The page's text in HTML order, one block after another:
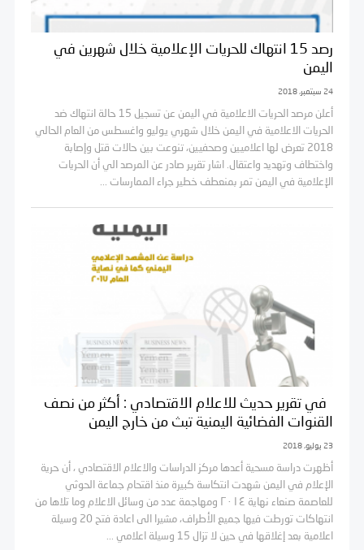
رصد 15 انتهاك للحريات الإعلامية خلال شهرين في
اليمن
24 سبتمبر، 2018
أعلن مرصد الحريات الاعلامية في اليمن عن تسجيل 15 حالة انتهاك ضد
الحريات الاعلامية في اليمن خلال شهري يوليو واغسطس من العام الحالي
2018 تعرض لها اعلاميين وصحفيين، تنوعت بين حالات قتل وإصابة
واختطاف وتهديد واعتقال. اشار تقرير صادر عن المرصد الي أن الحريات
الإعلامية في اليمن تمر بمنعطف خطير جراء الممارسات ...
​ ​​ في تقرير حديث للاعلام الاقتصادي : أكثر من نصف
القنوات الفضائية اليمنية تبث من خارج اليمن
23 يوليو، 2018
أظهرت دراسة مسحية أعدها مركز الدراسات والاعلام الاقتصادي ، أن حرية
الإعلام في اليمن شهدت انتكاسة كبيرة منذ اقتحام جماعة الحوثي
للعاصمة صنعاء نهاية ٢٠١٤ ومهاجمة عدد من وسائل الاعلام وما تلاها من
انتهاكات تورطت فيها جميع الأطراف، مشيرا الى اعادة فتح 20 وسيلة
اعلامية بعد إغلاقها في حين لا تزال 15 وسيلة اعلامي ...